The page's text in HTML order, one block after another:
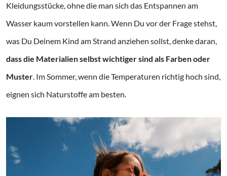
Kleidungsstücke, ohne die man sich das Entspannen am
Wasser kaum vorstellen kann. Wenn Du vor der Frage stehst,
was Du Deinem Kind am Strand anziehen sollst, denke daran,
dass die Materialien selbst wichtiger sind als Farben oder
Muster. Im Sommer, wenn die Temperaturen richtig hoch sind,
eignen sich Naturstoffe am besten.